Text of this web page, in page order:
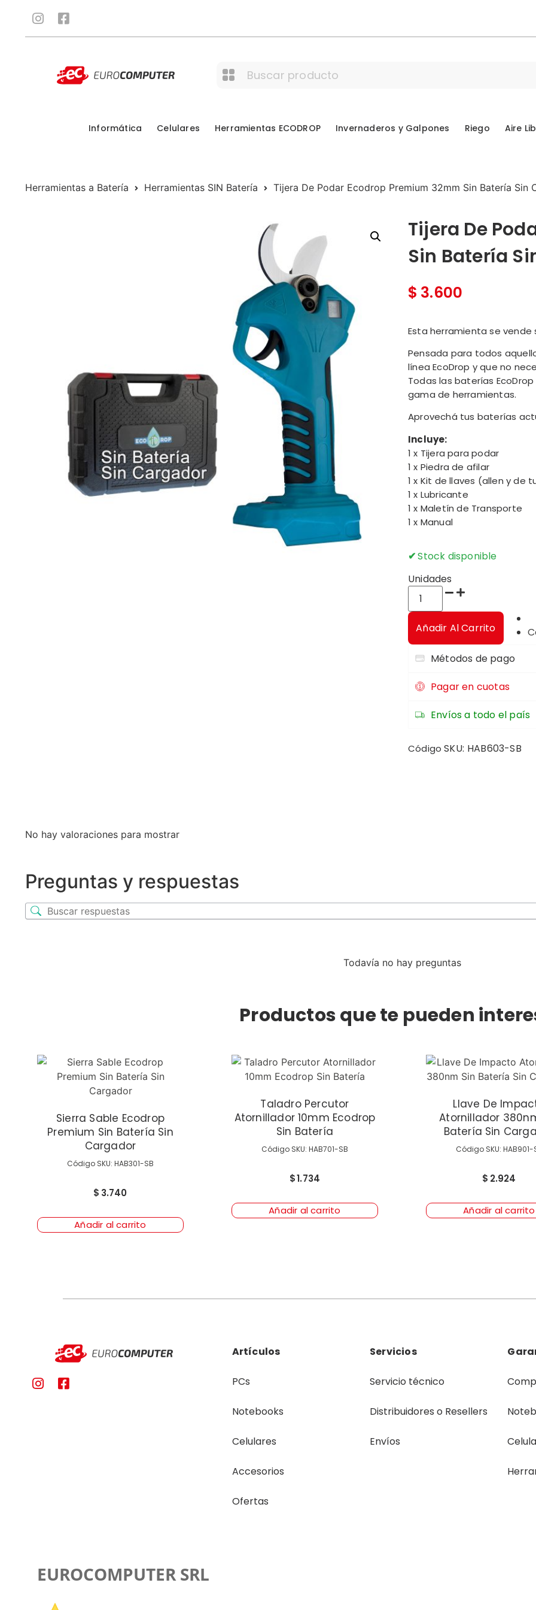
Informática Celulares Herramientas ECODROP Invernaderos y Galpones Riego Aire
Herramientas a Batería Herramientas SIN Batería Tijera De Podar Ecodrop Premium 32mm Sin Batería Sin
Tijera De
Sin Batería
$ 3.600
Esta herramienta se vende
Pensada para todos
línea EcoDrop y que no
Todas las baterías
gama de herramientas.
Aprovechá tus baterías
Incluye:
1 x Tijera para podar
1 x Piedra de afilar
1 x Kit de llaves (allen y de
1 x Lubricante
1 x Maletín de Transporte
1 x Manual
Stock disponible
Unidades
Añadir Al Carrito
Métodos de pago
Pagar en cuotas
Envíos a todo el país
Código SKU: HAB603-SB
No hay valoraciones para mostrar
Preguntas y respuestas
Todavía no hay preguntas
Productos que te pueden
Sierra Sable Ecodrop
Premium Sin Batería Sin
Cargador
Código SKU: HAB301-SB
$ 3.740
Añadir al carrito
Taladro Percutor
Atornillador 10mm Ecodrop
Sin Batería
Código SKU: HAB701-SB
$1.734
Añadir al carrito
Llave De
Atornillador
Batería Sin
Código SKU: HAB901-
$ 2.924
Añadir al carrito
Artículos
PCs
Notebooks
Celulares
Accesorios
Ofertas
Servicios
Servicio técnico
Distribuidores o Resellers
Envíos
EUROCOMPUTER SRL